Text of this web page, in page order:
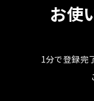
お使
1分で登録完